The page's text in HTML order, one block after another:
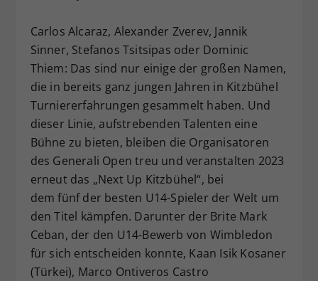
Carlos Alcaraz, Alexander Zverev, Jannik
Sinner, Stefanos Tsitsipas oder Dominic
Thiem: Das sind nur einige der großen Namen,
die in bereits ganz jungen Jahren in Kitzbühel
Turniererfahrungen gesammelt haben. Und
dieser Linie, aufstrebenden Talenten eine
Bühne zu bieten, bleiben die Organisatoren
des Generali Open treu und veranstalten 2023
erneut das „Next Up Kitzbühel“, bei
dem fünf der besten U14-Spieler der Welt um
den Titel kämpfen. Darunter der Brite Mark
Ceban, der den U14-Bewerb von Wimbledon
für sich entscheiden konnte, Kaan Isik Kosaner
(Türkei), Marco Ontiveros Castro
Zweck
Einstellungen. Unter anderem eine
zufällig generierte ID, für die
historische Speicherung Ihrer
vorgenommen Einstellungen, falls der
Webseiten-Betreiber dies eingestellt
hat.